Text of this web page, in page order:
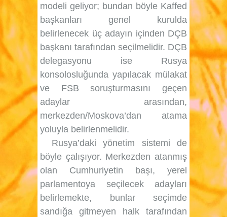
modeli geliyor; bundan böyle Kaffed
başkanları genel kurulda
belirlenecek üç adayın içinden DÇB
başkanı tarafından seçilmelidir. DÇB
delegasyonu ise Rusya
konsolosluğunda yapılacak mülakat
ve FSB soruşturmasını geçen
adaylar arasından,
merkezden/Moskova’dan atama
yoluyla belirlenmelidir.
Rusya’daki yönetim sistemi de
böyle çalışıyor. Merkezden atanmış
olan Cumhuriyetin başı, yerel
parlamentoya seçilecek adayları
belirlemekte, bunlar seçimde
sandığa gitmeyen halk tarafından